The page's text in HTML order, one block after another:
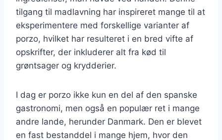
tilgang til madlavning har inspireret mange til at
eksperimentere med forskellige varianter af
porzo, hvilket har resulteret i en bred vifte af
opskrifter, der inkluderer alt fra kød til
grøntsager og krydderier.
I dag er porzo ikke kun en del af den spanske
gastronomi, men også en populær ret i mange
andre lande, herunder Danmark. Den er blevet
en fast bestanddel i mange hjem, hvor den